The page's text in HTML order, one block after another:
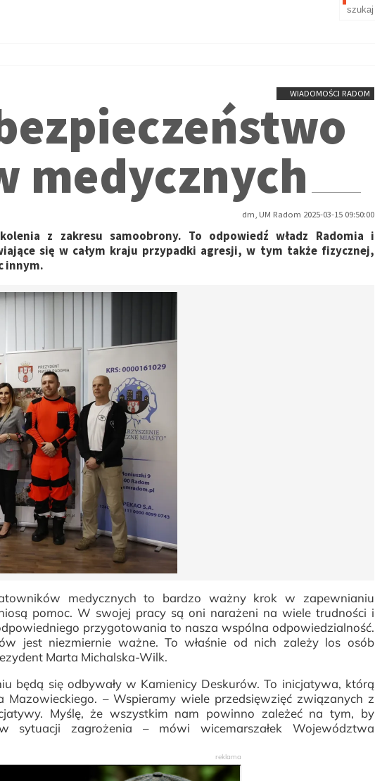
WIADOMOŚCI RADOM
medycznych
dm, UM Radom 2025-03-15 09:50:00
z zakresu samoobrony. To odpowiedź władz Radomia i
się w całym kraju przypadki agresji, w tym także fizycznej,
innym.
medycznych to bardzo ważny krok w zapewnianiu
pomoc. W swojej pracy są oni narażeni na wiele trudności i
przygotowania to nasza wspólna odpowiedzialność.
jest niezmiernie ważne. To właśnie od nich zależy los osób
Marta Michalska-Wilk.
będą się odbywały w Kamienicy Deskurów. To inicjatywa, którą
– Wspieramy wiele przedsięwzięć związanych z
Myślę, że wszystkim nam powinno zależeć na tym, by
zagrożenia – mówi wicemarszałek Województwa